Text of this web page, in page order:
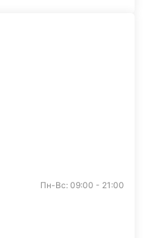
Пн-Вс: 09:00 - 21:00